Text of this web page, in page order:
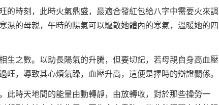
的時刻，此時火氣鼎盛，最適合發紅包給八字中需要火來調
濕的母親，午時的陽氣可以驅散她體內的寒氣，溫暖她的四
生之數。以助長陽氣的升騰，但要切記，若母親自身高血壓
旺，導致其心煩氣躁，血壓升高，這便是擇時的辯證關係。
此時天地間的能量由動轉靜，由放轉收，對於那些操勞一